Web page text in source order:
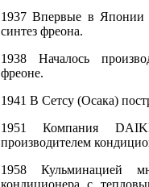
1937 Впервые в Японии
синтез фреона.
1938 Началось
фреоне.
1941 В Сетсу (Осака)
1951 Компания
производителем
1958 Кульминацией